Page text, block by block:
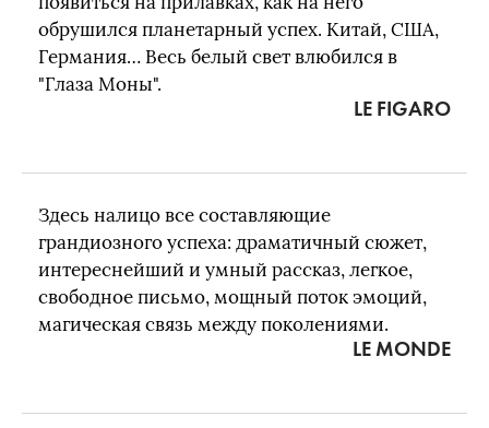
обрушился планетарный успех. Китай, США,
Германия… Весь белый свет влюбился в
"Глаза Моны".
LE FIGARO
Здесь налицо все составляющие
грандиозного успеха: драматичный сюжет,
интереснейший и умный рассказ, легкое,
свободное письмо, мощный поток эмоций,
магическая связь между поколениями.
LE MONDE